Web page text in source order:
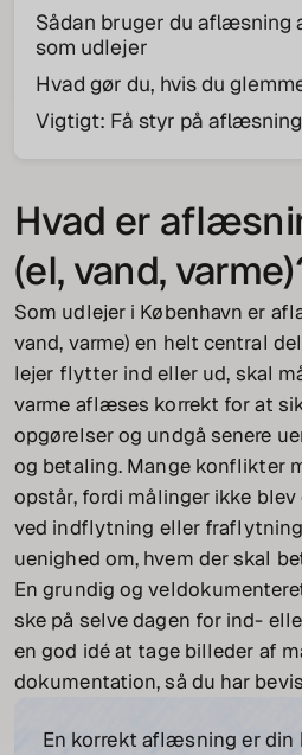
Sådan bruger du aflæsning
som udlejer
Hvad gør du, hvis du
Vigtigt: Få styr på
Hvad er
(el, vand,
Som udlejer i København er
vand, varme) en helt central
lejer flytter ind eller ud, skal
varme aflæses korrekt for at
opgørelser og undgå senere
og betaling. Mange konflikter
opstår, fordi målinger ikke
ved indflytning eller
uenighed om, hvem der skal
En grundig og
ske på selve dagen for ind-
en god idé at tage billeder af
dokumentation, så du har
En korrekt aflæsning er